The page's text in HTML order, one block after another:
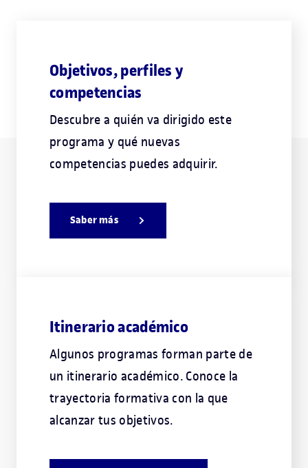
Objetivos, perfiles y
competencias
Descubre a quién va dirigido este
programa y qué nuevas
competencias puedes adquirir.
Saber más
Itinerario académico
Algunos programas forman parte de
un itinerario académico. Conoce la
trayectoria formativa con la que
alcanzar tus objetivos.